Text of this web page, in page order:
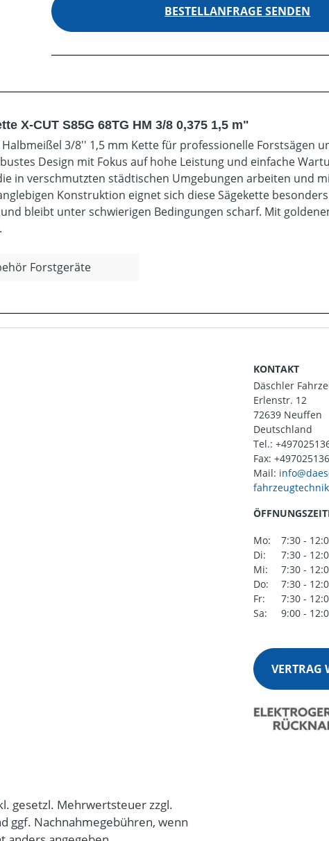
BESTELLANFRAGE SENDEN
X-CUT S85G 68TG HM 3/8 0,375 1,5 m"
Halbmeißel 3/8'' 1,5 mm Kette für professionelle Forstsägen
Design mit Fokus auf hohe Leistung und einfache
in verschmutzten städtischen Umgebungen arbeiten und
Konstruktion eignet sich diese Sägekette
bleibt unter schwierigen Bedingungen scharf. Mit
Forstgeräte
KONTAKT
Däschler
Erlenstr. 12
72639 Neuffen
Deutschland
Tel.:
Fax:
Mail:
Mo:
7:30 -
Di:
7:30 -
Mi:
7:30 -
Do:
7:30 -
Fr:
7:30 -
Sa:
9:00 -
VERTRAG
gesetzl. Mehrwertsteuer zzgl.
ggf. Nachnahmegebühren, wenn